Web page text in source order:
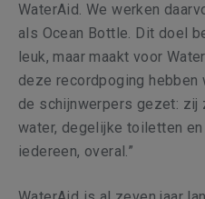
WaterAid. We werken
als Ocean Bottle. Dit doel
leuk, maar maakt voor
deze recordpoging hebben
de schijnwerpers gezet: zij
water, degelijke toiletten
iedereen, overal.”